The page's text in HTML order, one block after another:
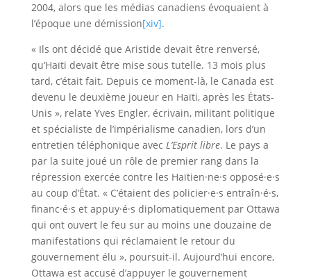
2004, alors que les médias canadiens évoquaient à
l’époque une démission[xiv].
« Ils ont décidé que Aristide devait être renversé,
qu’Haïti devait être mise sous tutelle. 13 mois plus
tard, c’était fait. Depuis ce moment-là, le Canada est
devenu le deuxième joueur en Haïti, après les États-
Unis », relate Yves Engler, écrivain, militant politique
et spécialiste de l’impérialisme canadien, lors d’un
entretien téléphonique avec L’Esprit libre. Le pays a
par la suite joué un rôle de premier rang dans la
répression exercée contre les Haïtien·ne·s opposé·e·s
au coup d’État. « C’étaient des policier·e·s entraîn·é·s,
financ·é·s et appuy·é·s diplomatiquement par Ottawa
qui ont ouvert le feu sur au moins une douzaine de
manifestations qui réclamaient le retour du
gouvernement élu », poursuit-il. Aujourd’hui encore,
Ottawa est accusé d’appuyer le gouvernement